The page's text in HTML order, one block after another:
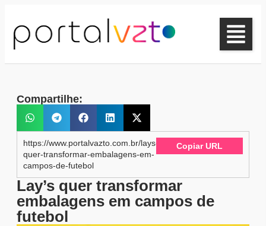
Compartilhe:
https://www.portalvazto.com.br/lays-
quer-transformar-embalagens-em-
campos-de-futebol
Copiar URL
Lay’s quer transformar
embalagens em campos de
futebol